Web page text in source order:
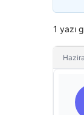
1 yazı